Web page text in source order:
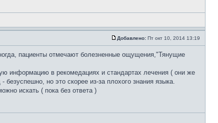
Добавлено: Пт окт 10, 2014 13:19
пациенты отмечают болезненные ощущения,"Тянущие
информацию в рекомедациях и стандартах лечения ( они же
но это скорее из-за плохого знания языка.
искать ( пока без ответа )